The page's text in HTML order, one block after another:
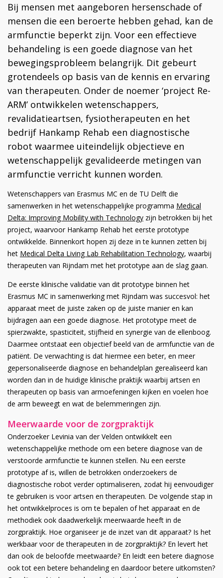
Bij mensen met aangeboren hersenschade of
mensen die een beroerte hebben gehad, kan de
armfunctie beperkt zijn. Voor een effectieve
behandeling is een goede diagnose van het
bewegingsprobleem belangrijk. Dit gebeurt
grotendeels op basis van de kennis en ervaring
van therapeuten. Onder de noemer ‘project Re-
ARM’ ontwikkelen wetenschappers,
revalidatieartsen, fysiotherapeuten en het
bedrijf Hankamp Rehab een diagnostische
robot waarmee uiteindelijk objectieve en
wetenschappelijk gevalideerde metingen van
armfunctie verricht kunnen worden.
Wetenschappers van Erasmus MC en de TU Delft die
samenwerken in het wetenschappelijke programma Medical
Delta: Improving Mobility with Technology zijn betrokken bij het
project, waarvoor Hankamp Rehab het eerste prototype
ontwikkelde. Binnenkort hopen zij deze in te kunnen zetten bij
het Medical Delta Living Lab Rehabilitation Technology, waarbij
therapeuten van Rijndam met het prototype aan de slag gaan.
De eerste klinische validatie van dit prototype binnen het
Erasmus MC in samenwerking met Rijndam was succesvol: het
apparaat meet de juiste zaken op de juiste manier en kan
bijdragen aan een goede diagnose. Het prototype meet de
spierzwakte, spasticiteit, stijfheid en synergie van de ellenboog.
Daarmee ontstaat een objectief beeld van de armfunctie van de
patiënt. De verwachting is dat hiermee een beter, en meer
gepersonaliseerde diagnose en behandelplan gerealiseerd kan
worden dan in de huidige klinische praktijk waarbij artsen en
therapeuten op basis van armoefeningen kijken en voelen hoe
de arm beweegt en wat de belemmeringen zijn.
Meerwaarde voor de zorgpraktijk
Onderzoeker Levinia van der Velden ontwikkelt een
wetenschappelijke methode om een betere diagnose van de
verstoorde armfunctie te kunnen stellen. Nu een eerste
prototype af is, willen de betrokken onderzoekers de
diagnostische robot verder optimaliseren, zodat hij eenvoudiger
te gebruiken is voor artsen en therapeuten. De volgende stap in
het ontwikkelproces is om te bepalen of het apparaat en de
methodiek ook daadwerkelijk meerwaarde heeft in de
zorgpraktijk. Hoe organiseer je de inzet van dit apparaat? Is het
werkbaar voor de therapeuten in de zorgpraktijk? En levert het
dan ook de beloofde meetwaarde? En leidt een betere diagnose
ook tot een betere behandeling en daardoor betere uitkomsten?